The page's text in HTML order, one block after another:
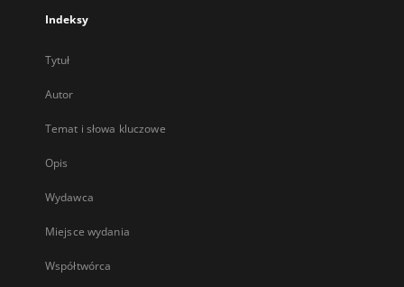
Indeksy
Tytuł
Autor
Temat i słowa kluczowe
Opis
Wydawca
Miejsce wydania
Współtwórca